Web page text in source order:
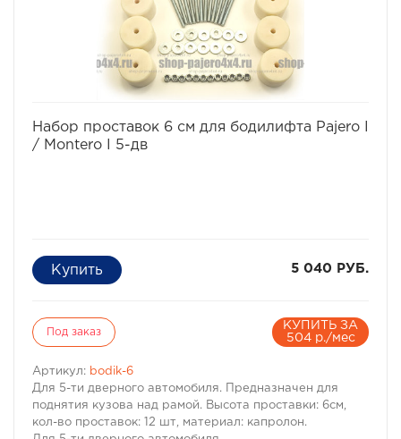
Характеристики Комплекта проставок для бодилифта
Pajero I / Montero I:
· Высота проставки: 6 см
· Кол-во проставок: 8 шт
· Материал: капролон
Комплект проставок для бодилифта Pajero I / Montero I
Набор проставок 6 см для бодилифта Pajero I
/ Montero I 5-дв
5 040 РУБ.
Под заказ
КУПИТЬ ЗА
504 р./мес
Артикул: bodik-6
Для 5-ти дверного автомобиля. Предназначен для
поднятия кузова над рамой. Высота проставки: 6см,
кол-во проставок: 12 шт, материал: капролон.